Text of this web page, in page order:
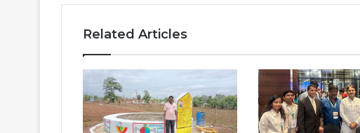
दौरान
शिकायतों
पर
त्वरित
कार्रवाई,
ट्रांसफार्मर
शिफ्टिंग
और
की
Related Articles